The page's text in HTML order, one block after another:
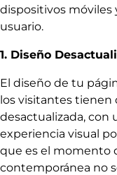
dispositivos móviles
usuario.
1. Diseño
El diseño de tu
los visitantes tienen
desactualizada, con
experiencia visual
que es el momento
contemporánea no